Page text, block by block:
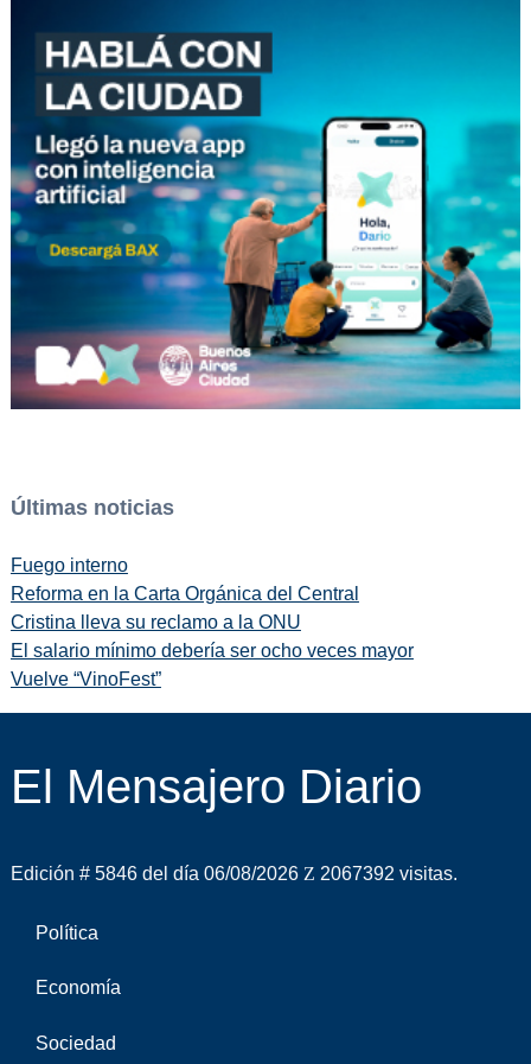
Últimas noticias
Fuego interno
Reforma en la Carta Orgánica del Central
Cristina lleva su reclamo a la ONU
El salario mínimo debería ser ocho veces mayor
Vuelve “VinoFest”
El Mensajero Diario
Edición # 5846 del día 06/08/2026 2067392 visitas.
Política
Economía
Sociedad